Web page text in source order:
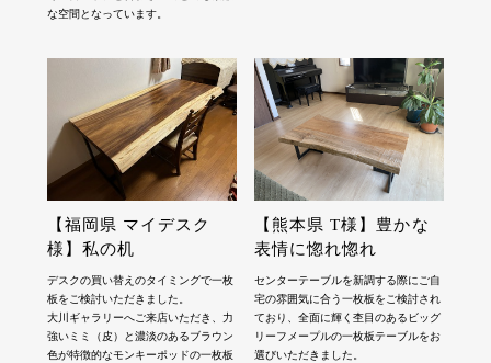
な空間となっています。
【福岡県 マイデスク
様】私の机
デスクの買い替えのタイミングで一枚
板をご検討いただきました。
大川ギャラリーへご来店いただき、力
強いミミ（皮）と濃淡のあるブラウン
色が特徴的なモンキーポッドの一枚板
【熊本県 T様】豊かな
表情に惚れ惚れ
センターテーブルを新調する際にご自
宅の雰囲気に合う一枚板をご検討され
ており、全面に輝く杢目のあるビッグ
リーフメープルの一枚板テーブルをお
選びいただきました。